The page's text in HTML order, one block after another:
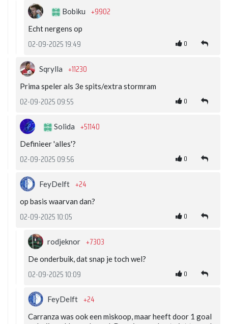
Bobiku +9902
Echt nergens op
02-09-2025 19:49 0
Sqrylla +11230
Prima speler als 3e spits/extra stormram
02-09-2025 09:55 0
Solida +51140
Definieer 'alles'?
02-09-2025 09:56 0
FeyDelft +24
op basis waarvan dan?
02-09-2025 10:05 0
rodjeknor +7303
De onderbuik, dat snap je toch wel?
02-09-2025 10:09 0
FeyDelft +24
Carranza was ook een miskoop, maar heeft door 1 goal